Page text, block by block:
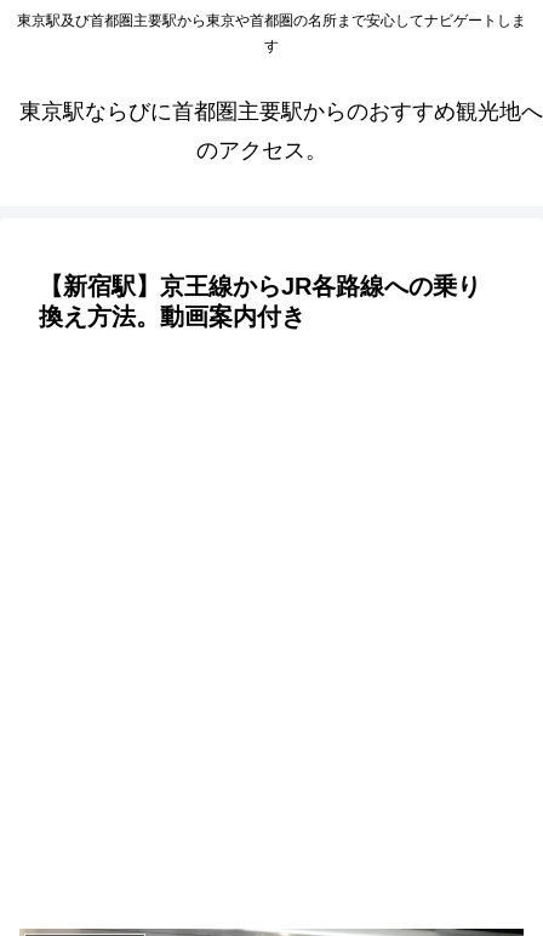
東京駅及び首都圏主要駅から東京や首都圏の名所まで安心してナビゲートしま
す
東京駅ならびに首都圏主要駅からのおすすめ観光地へ
のアクセス。
【新宿駅】京王線からJR各路線への乗り
換え方法。動画案内付き